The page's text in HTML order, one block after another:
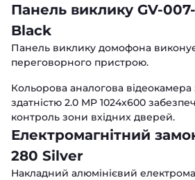
Панель виклику GV-
Black
Панель виклику домофона
переговорного пристрою.
Кольорова аналогова
здатністю 2.0 MP 1024х600
контроль зони вхідних дверей.
Електромагнітний
280 Silver
Накладний алюмінієвий